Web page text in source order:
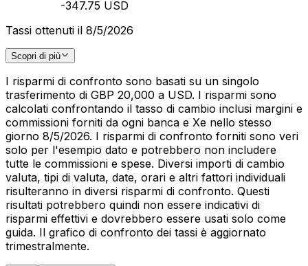
-347.75 USD
Tassi ottenuti il 8/5/2026
Scopri di più
I risparmi di confronto sono basati su un singolo
trasferimento di GBP 20,000 a USD. I risparmi sono
calcolati confrontando il tasso di cambio inclusi margini e
commissioni forniti da ogni banca e Xe nello stesso
giorno 8/5/2026. I risparmi di confronto forniti sono veri
solo per l'esempio dato e potrebbero non includere
tutte le commissioni e spese. Diversi importi di cambio
valuta, tipi di valuta, date, orari e altri fattori individuali
risulteranno in diversi risparmi di confronto. Questi
risultati potrebbero quindi non essere indicativi di
risparmi effettivi e dovrebbero essere usati solo come
guida. Il grafico di confronto dei tassi è aggiornato
trimestralmente.